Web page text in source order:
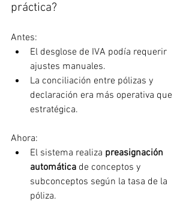
práctica?
Antes:
El desglose de IVA podía requerir
ajustes manuales.
La conciliación entre pólizas y
declaración era más operativa que
estratégica.
Ahora:
El sistema realiza preasignación
automática de conceptos y
subconceptos según la tasa de la
póliza.